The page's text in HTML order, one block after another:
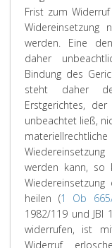
Frist zum
Widereinsetzung
werden. Eine
daher
Bindung des
steht daher
Erstgerichtes,
unbeachtet ließ,
werden kann, so
heilen (1 Ob
1982/119 und JBl
widerrufen, ist
Widerruf